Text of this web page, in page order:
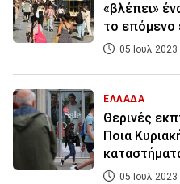
«βλέπει»
το επόμενο
05 Ιουλ
ΕΛΛΑΔΑ
Θερινές
Ποια
05 Ιουλ 2023